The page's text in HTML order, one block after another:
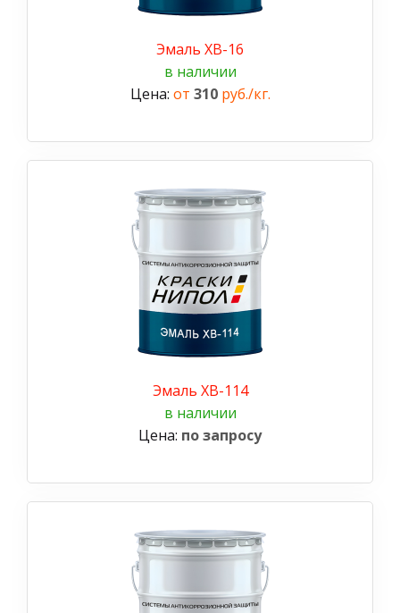
Эмаль ХВ-16
в наличии
Цена: от 310руб./кг.
Эмаль ХВ-114
в наличии
Цена: по запросу